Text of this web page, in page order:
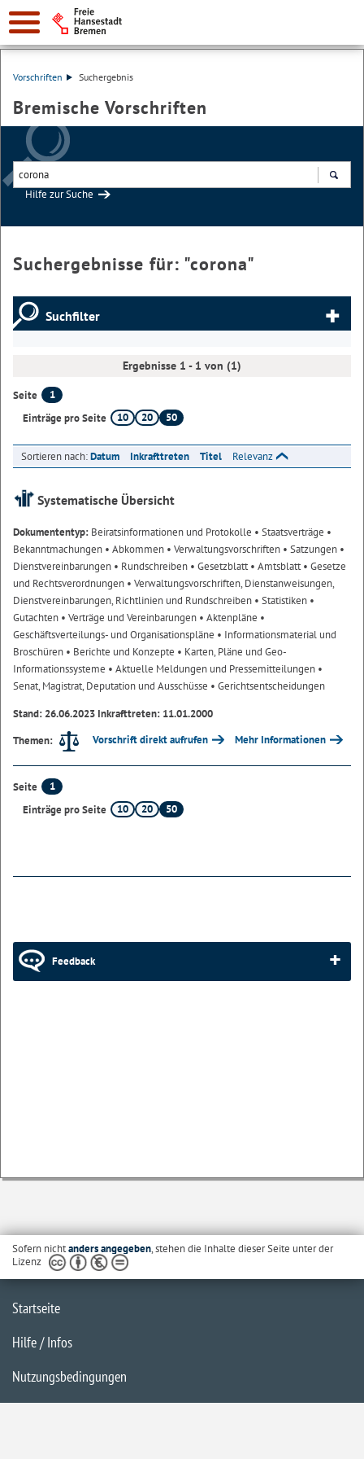
Vorschriften Suchergebnis
Bremische Vorschriften
Hilfe zur Suche
Suchergebnisse für: "corona"
Suchfilter
Ergebnisse 1 - 1 von (1)
Seite
1
Einträge pro Seite
10 20 50
Sortieren nach:Datum Inkrafttreten Titel Relevanz
Systematische Übersicht
Dokumententyp: Beiratsinformationen und Protokolle • Staatsverträge •
Bekanntmachungen • Abkommen • Verwaltungsvorschriften • Satzungen •
Dienstvereinbarungen • Rundschreiben • Gesetzblatt• Amtsblatt• Gesetze
und Rechtsverordnungen • Verwaltungsvorschriften, Dienstanweisungen,
Dienstvereinbarungen, Richtlinien und Rundschreiben • Statistiken •
Gutachten • Verträge und Vereinbarungen • Aktenpläne •
Geschäftsverteilungs- und Organisationspläne • Informationsmaterial und
Broschüren • Berichte und Konzepte • Karten, Pläne und Geo-
Informationssysteme • Aktuelle Meldungen und Pressemitteilungen •
Senat, Magistrat, Deputation und Ausschüsse • Gerichtsentscheidungen
Stand: 26.06.2023 Inkrafttreten: 11.01.2000
Themen:
Vorschrift direkt aufrufen Mehr Informationen
Seite
1
Einträge pro Seite
10 20 50
Feedback
Sofern nichtanders angegeben, stehen die Inhalte dieser Seite unter der
Lizenz
Startseite
Hilfe / Infos
Nutzungsbedingungen